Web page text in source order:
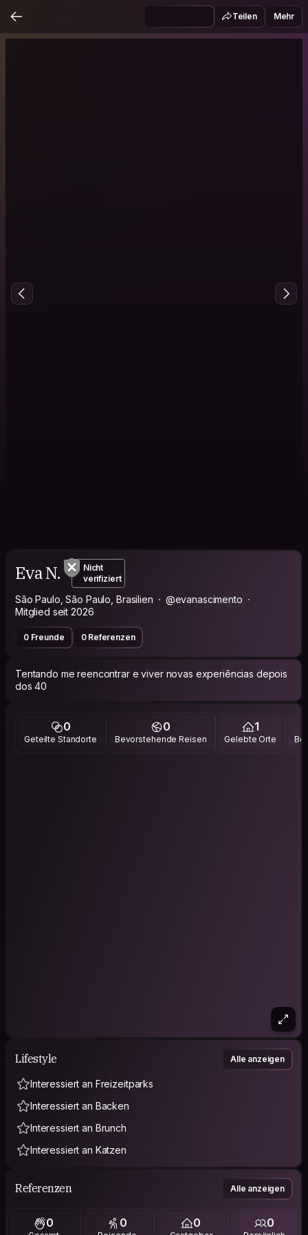
Teilen Mehr
Eva N.
Nicht
verifiziert
São Paulo, São Paulo, Brasilien
@evanascimento
Mitglied seit 2026
0 Freunde 0 Referenzen
Tentando me reencontrar e viver novas experiências depois
dos 40
0
Geteilte Standorte
0
Bevorstehende Reisen
1
Gelebte Orte
Lifestyle Alle anzeigen
Interessiert an Freizeitparks
Interessiert an Backen
Interessiert an Brunch
Interessiert an Katzen
Referenzen Alle anzeigen
0 0 0 0